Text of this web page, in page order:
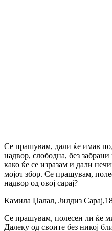
Се прашувам, дали ќе имав
надвор, слободна, без
како ќе се изразам и дали
мојот збор. Се прашувам,
надвор од овој сарај?
Камила Џалал, Јилдиз
Се прашувам, полесен ли ќе
Далеку од своите без никој